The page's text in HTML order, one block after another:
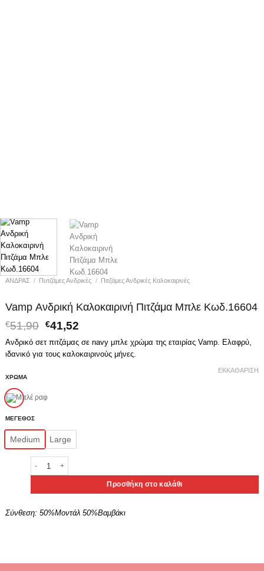
ΑΝΔΡΑΣ / Πυτζάμες Ανδρικές / Πιτζάμες Ανδρικές Καλοκαιρινές
Vamp Ανδρική Καλοκαιρινή Πιτζάμα Μπλε Κωδ.16604
€51,90 Original
price
was:
€51,90.
€41,52Η
τρέχουσα
τιμή
είναι:
Ανδρικό σετ πιτζάμας σε navy μπλε χρώμα της εταιρίας Vamp. Ελαφρύ,
ιδανικό για τους καλοκαιρινούς μήνες.
ΧΡΩΜΑ
ΜΕΓΕΘΟΣ
Medium Large
ΕΚΚΑΘΆΡΙΣΗ
Προσθήκη στο καλάθι
Σύνθεση: 50%Μοντάλ 50%Βαμβάκι